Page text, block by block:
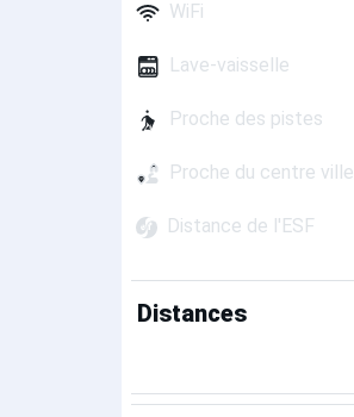
WiFi
Lave-vaisselle
Proche des pistes
Proche du centre ville
Distance de l'ESF
Distances